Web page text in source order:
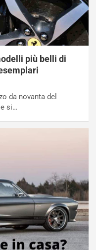
più belli di
da novanta del
si…